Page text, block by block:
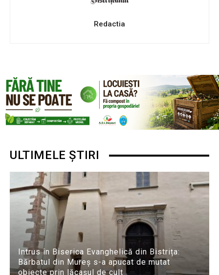
Redactia
ULTIMELE ȘTIRI
Intrus în Biserica Evanghelică din Bistrița:
Bărbatul din Mureș s-a apucat de mutat
obiecte prin lăcașul de cult